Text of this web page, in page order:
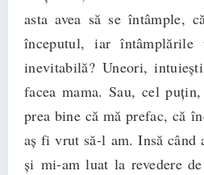
asta avea să se întâmple,
începutul, iar întâmplările
inevitabilă? Uneori,
facea mama. Sau, cel
prea bine că mă prefac, că
aş fi vrut să-l am. Insă când
şi mi-am luat la revedere